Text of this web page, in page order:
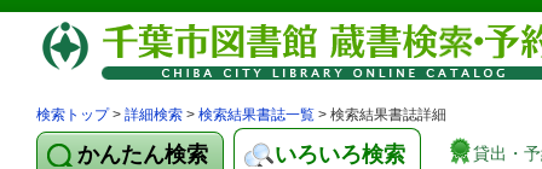
検索トップ> 詳細検索 > 検索結果書誌一覧 > 検索結果書誌詳細
かんたん検索 いろいろ検索 貸出・